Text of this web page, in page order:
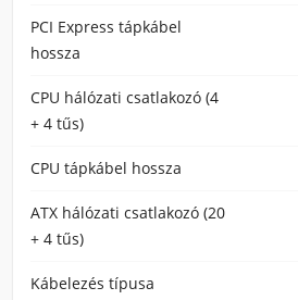
PCI Express tápkábel
hossza
CPU hálózati csatlakozó (4
+ 4 tűs)
CPU tápkábel hossza
ATX hálózati csatlakozó (20
+ 4 tűs)
Kábelezés típusa